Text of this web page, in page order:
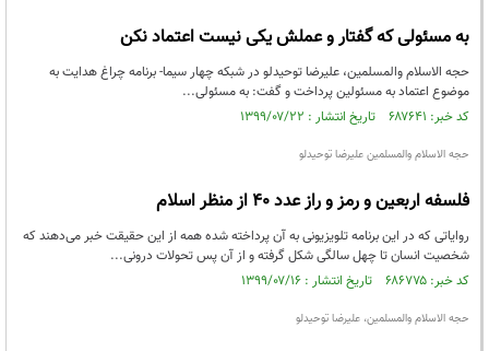
به مسئولی که گفتار و عملش یکی نیست اعتماد نکن
حجه الاسلام والمسلمین، علیرضا توحیدلو در شبکه چهار سیما- برنامه چراغ هدایت به
موضوع اعتماد به مسئولین پرداخت و گفت: به مسئولی...
کد خبر: ۶۸۷۶۴۱ تاریخ انتشار : ۱۳۹۹/۰۷/۲۲
حجه الاسلام والمسلمین علیرضا توحیدلو
فلسفه اربعین و رمز و راز عدد ۴۰ از منظر اسلام
روایاتی که در این برنامه تلویزیونی به آن پرداخته شده همه از این حقیقت خبر می‌دهند که
شخصیت انسان تا چهل سالگی شکل گرفته و از آن پس تحولات درونی...
کد خبر: ۶۸۶۷۷۵ تاریخ انتشار : ۱۳۹۹/۰۷/۱۶
حجه الاسلام والمسلمین، علیرضا توحیدلو